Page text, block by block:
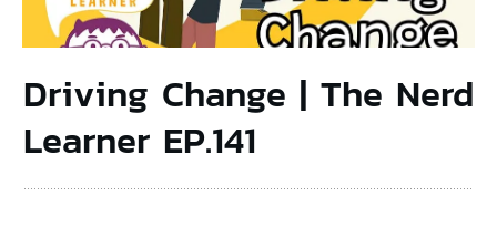
Driving Change | The Nerd
Learner EP.141